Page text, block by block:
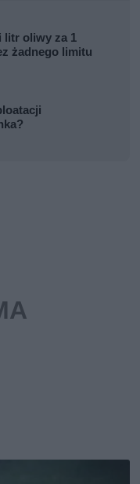
litr oliwy za 1
żadnego limitu